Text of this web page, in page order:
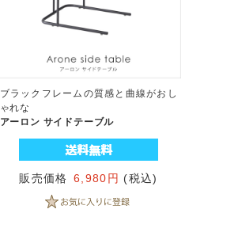
ブラックフレームの質感と曲線がおし
ゃれな
アーロン サイドテーブル
販売価格 6,980円 (税込)